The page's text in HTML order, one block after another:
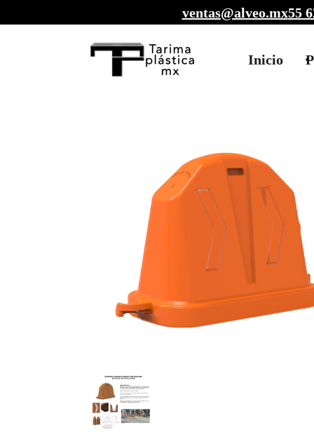
ventas@alveo.mx55
Inicio